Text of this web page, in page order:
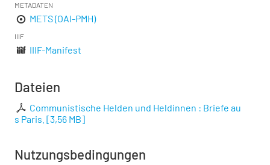
METADATEN
METS (OAI-PMH)
IIIF
IIIF-Manifest
Dateien
Communistische Helden und Heldinnen : Briefe au
s Paris. [3,56 MB]
Nutzungsbedingungen